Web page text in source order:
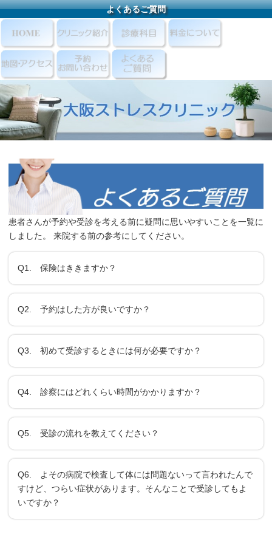
よくあるご質問
患者さんが予約や受診を考える前に疑問に思いやすいことを一覧に
しました。 来院する前の参考にしてください。
Q1. 保険はききますか？
Q2. 予約はした方が良いですか？
Q3. 初めて受診するときには何が必要ですか？
Q4. 診察にはどれくらい時間がかかりますか？
Q5. 受診の流れを教えてください？
Q6. よその病院で検査して体には問題ないって言われたんで
すけど、つらい症状があります。そんなことで受診してもよ
いですか？